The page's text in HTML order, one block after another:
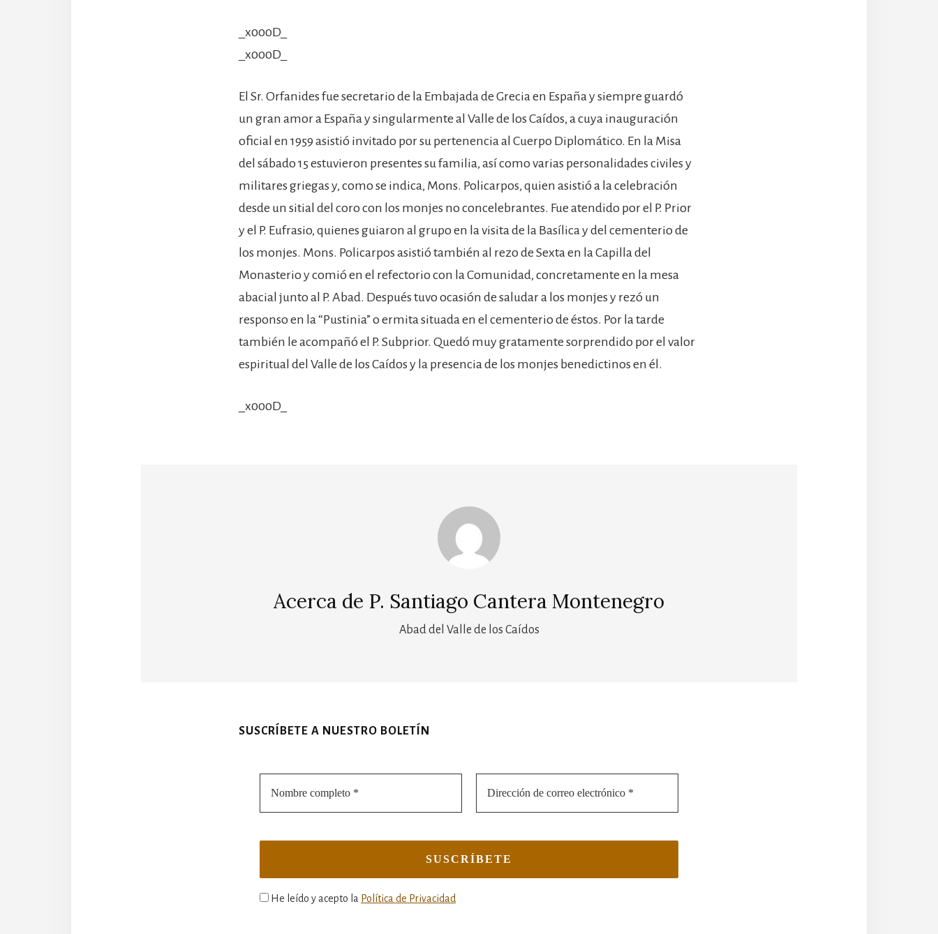
_x000D_
_x000D_
El Sr. Orfanides fue secretario de la Embajada de Grecia en España y siempre guardó
un gran amor a España y singularmente al Valle de los Caídos, a cuya inauguración
oficial en 1959 asistió invitado por su pertenencia al Cuerpo Diplomático. En la Misa
del sábado 15 estuvieron presentes su familia, así como varias personalidades civiles y
militares griegas y, como se indica, Mons. Policarpos, quien asistió a la celebración
desde un sitial del coro con los monjes no concelebrantes. Fue atendido por el P. Prior
y el P. Eufrasio, quienes guiaron al grupo en la visita de la Basílica y del cementerio de
los monjes. Mons. Policarpos asistió también al rezo de Sexta en la Capilla del
Monasterio y comió en el refectorio con la Comunidad, concretamente en la mesa
abacial junto al P. Abad. Después tuvo ocasión de saludar a los monjes y rezó un
responso en la “Pustinia” o ermita situada en el cementerio de éstos. Por la tarde
también le acompañó el P. Subprior. Quedó muy gratamente sorprendido por el valor
espiritual del Valle de los Caídos y la presencia de los monjes benedictinos en él.
_x000D_
Acerca de P. Santiago Cantera Montenegro
Abad del Valle de los Caídos
SUSCRÍBETE A NUESTRO BOLETÍN
He leído y acepto la Política de Privacidad